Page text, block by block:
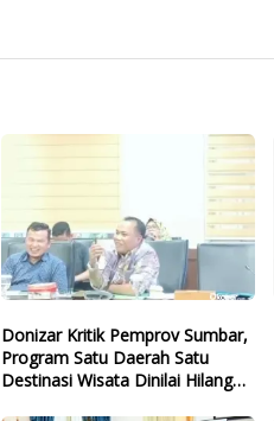
Donizar Kritik Pemprov Sumbar,
Program Satu Daerah Satu
Destinasi Wisata Dinilai Hilang